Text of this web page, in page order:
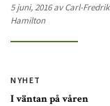
5 juni, 2016 av Carl-Fredrik
Hamilton
NYHET
I väntan på våren